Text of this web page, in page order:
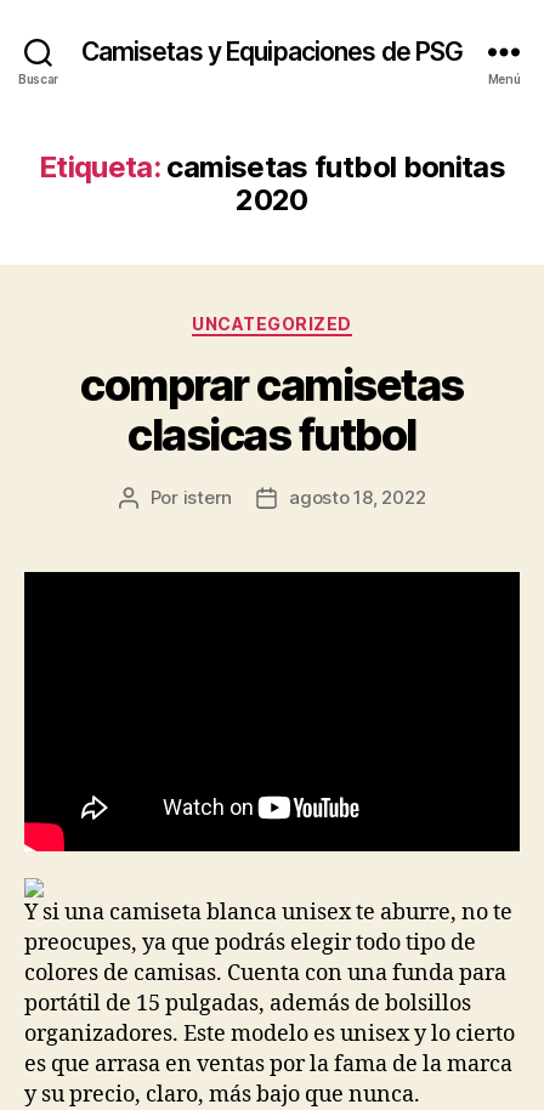
Buscar
Camisetas y Equipaciones de PSG
Menú
Etiqueta: camisetas futbol bonitas
2020
Categorías
UNCATEGORIZED
comprar camisetas
clasicas futbol
Autor
entrada
Por istern
Fecha
entrada
agosto 18, 2022
Y si una camiseta blanca unisex te aburre, no te
preocupes, ya que podrás elegir todo tipo de
colores de camisas. Cuenta con una funda para
portátil de 15 pulgadas, además de bolsillos
organizadores. Este modelo es unisex y lo cierto
es que arrasa en ventas por la fama de la marca
y su precio, claro, más bajo que nunca.